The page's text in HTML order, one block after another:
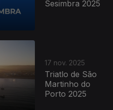
Sesimbra 2025
17 nov. 2025
Triatlo de São
Martinho do
Porto 2025